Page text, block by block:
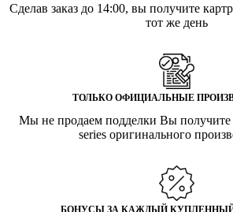
Сделав заказ до 14:00, вы получите
тот же день
ТОЛЬКО ОФИЦИАЛЬНЫЕ
Мы не продаем подделки Вы получите
series оригинального
БОНУСЫ ЗА КАЖДЫЙ